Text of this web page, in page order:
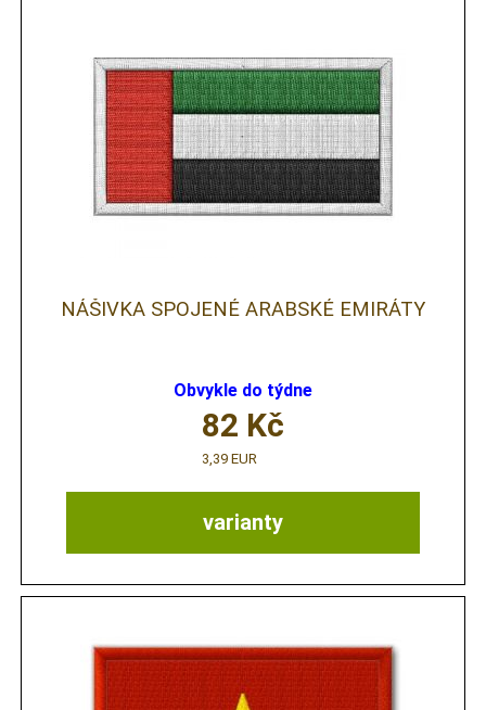
NÁŠIVKA SPOJENÉ ARABSKÉ EMIRÁTY
Obvykle do týdne
varianty
82 Kč
3,39 EUR